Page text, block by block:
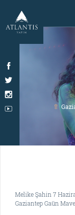
Melike Şahin 7
Gaziantep Gaün